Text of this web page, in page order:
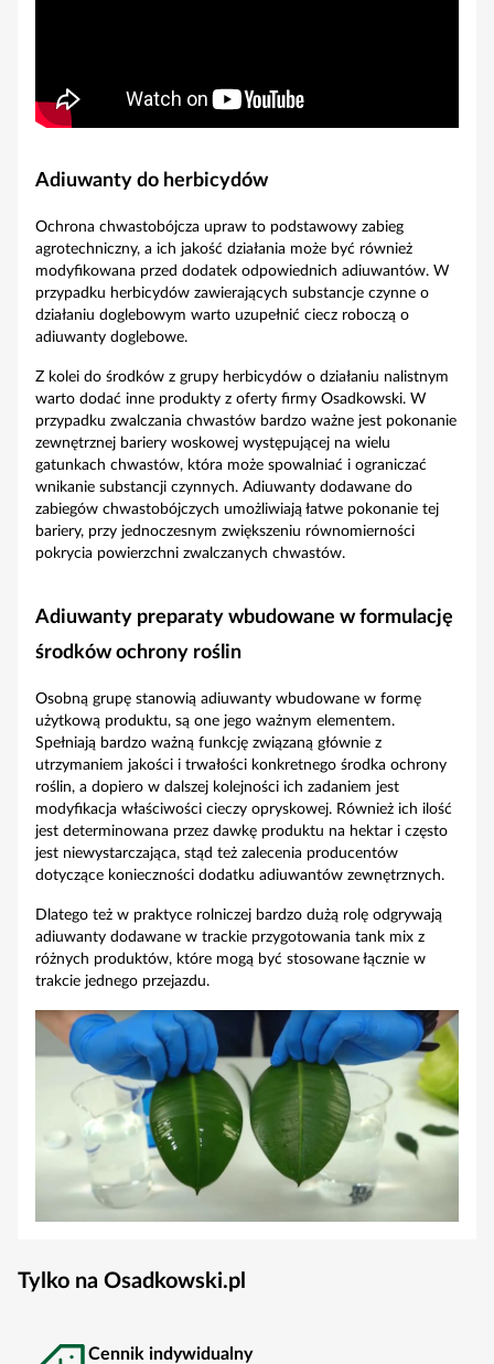
Adiuwanty do herbicydów
Ochrona chwastobójcza upraw to podstawowy zabieg
agrotechniczny, a ich jakość działania może być również
modyfikowana przed dodatek odpowiednich adiuwantów. W
przypadku herbicydów zawierających substancje czynne o
działaniu doglebowym warto uzupełnić ciecz roboczą o
adiuwanty doglebowe.
Z kolei do środków z grupy herbicydów o działaniu nalistnym
warto dodać inne produkty z oferty firmy Osadkowski. W
przypadku zwalczania chwastów bardzo ważne jest pokonanie
zewnętrznej bariery woskowej występującej na wielu
gatunkach chwastów, która może spowalniać i ograniczać
wnikanie substancji czynnych. Adiuwanty dodawane do
zabiegów chwastobójczych umożliwiają łatwe pokonanie tej
bariery, przy jednoczesnym zwiększeniu równomierności
pokrycia powierzchni zwalczanych chwastów.
Adiuwanty preparaty wbudowane w formulację
środków ochrony roślin
Osobną grupę stanowią adiuwanty wbudowane w formę
użytkową produktu, są one jego ważnym elementem.
Spełniają bardzo ważną funkcję związaną głównie z
utrzymaniem jakości i trwałości konkretnego środka ochrony
roślin, a dopiero w dalszej kolejności ich zadaniem jest
modyfikacja właściwości cieczy opryskowej. Również ich ilość
jest determinowana przez dawkę produktu na hektar i często
jest niewystarczająca, stąd też zalecenia producentów
dotyczące konieczności dodatku adiuwantów zewnętrznych.
Dlatego też w praktyce rolniczej bardzo dużą rolę odgrywają
adiuwanty dodawane w trackie przygotowania tank mix z
różnych produktów, które mogą być stosowane łącznie w
trakcie jednego przejazdu.
Tylko na Osadkowski.pl
Cennik indywidualny